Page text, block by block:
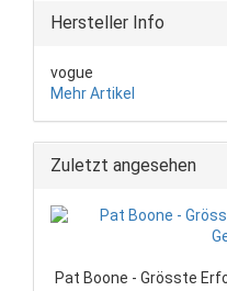
Hersteller Info
vogue
Mehr Artikel
Zuletzt angesehen
Pat Boone - Grösste